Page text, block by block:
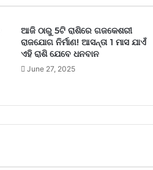
ଆଜି ଠାରୁ 5ଟି ରାଶିରେ ଗଜକେଶରୀ
ରାଜଯୋଗ ନିର୍ମାଣ! ଆସନ୍ତା 1 ମାସ ଯାଏଁ
ଏହି ରାଶି ଯେବେ ଧନବାନ
June 27, 2025